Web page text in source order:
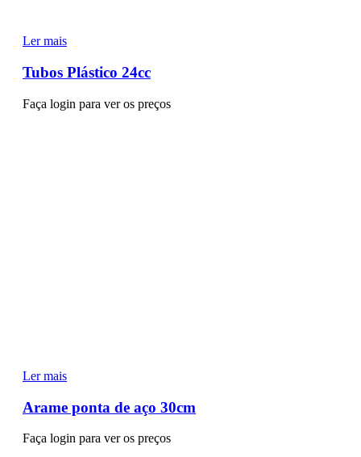
Ler mais
Tubos Plástico 24cc
Faça login para ver os preços
Ler mais
Arame ponta de aço 30cm
Faça login para ver os preços